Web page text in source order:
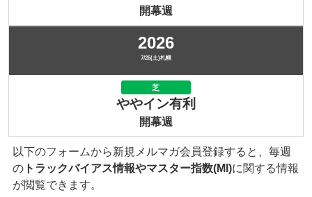
開幕週
2026
7/25(土)札幌
芝
ややイン有利
開幕週
以下のフォームから新規メルマガ会員登録すると、毎週
の トラックバイアス情報やマスター指数(MI)に関する情報
が閲覧できます。